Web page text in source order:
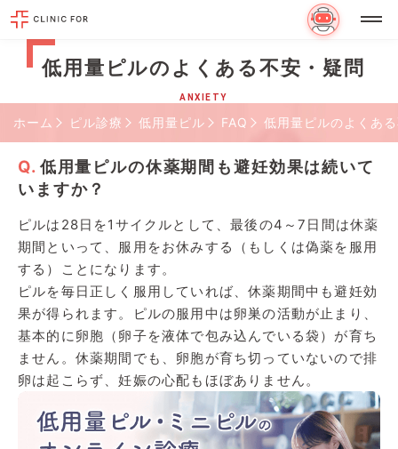
低用量ピルのよくある不安・疑問
ANXIETY
ホーム ピル診療 低用量ピル FAQ 低用量ピルのよくあ
低用量ピルの休薬期間も避妊効果は続いて
いますか？
ピルは28日を1サイクルとして、最後の4～7日間は休薬
期間といって、服用をお休みする（もしくは偽薬を服用
する）ことになります。
ピルを毎日正しく服用していれば、休薬期間中も避妊効
果が得られます。ピルの服用中は卵巣の活動が止まり、
基本的に卵胞（卵子を液体で包み込んでいる袋）が育ち
ません。休薬期間でも、卵胞が育ち切っていないので排
卵は起こらず、妊娠の心配もほぼありません。